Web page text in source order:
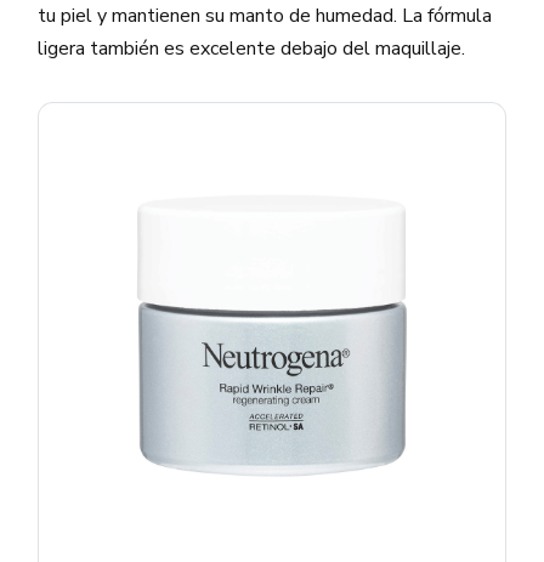
tu piel y mantienen su manto de humedad. La fórmula
ligera también es excelente debajo del maquillaje.